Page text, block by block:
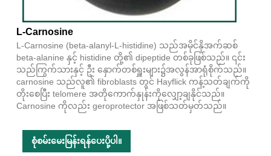
L-Carnosine
L-Carnosine (beta-alanyl-L-histidine) သည်အမိုင်နိုအက်ဆစ်
beta-alanine နှင့် histidine တို့၏ dipeptide တစ်ခုဖြစ်သည်။ ၎င်း
သည်ကြွက်သားနှင့် ဦး နှောက်တစ်ရှူးများ၌အလွန်အာရုံစိုက်သည်။
carnosine သည်လူ၏ fibroblasts တွင် Hayflick ကန့်သတ်ချက်ကို
တိုးစေပြီး telomere အတိုကောက်နှုန်းကိုလျှော့ချနိုင်သည်။
Carnosine ကိုလည်း geroprotector အဖြစ်သတ်မှတ်သည်။
စုံစမ်းမေးမြန်းရန်ပေးပို့ပါ။